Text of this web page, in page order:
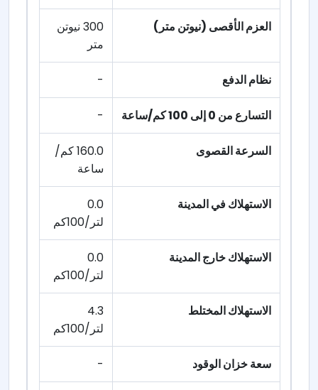
العزم الأقصى (نيوتن متر)
300 نيوتن
متر
نظام الدفع -
التسارع من 0 إلى 100 كم/ساعة -
السرعة القصوى
160.0 كم/
ساعة
الاستهلاك في المدينة
0.0
لتر/100كم
الاستهلاك خارج المدينة
0.0
لتر/100كم
الاستهلاك المختلط
4.3
لتر/100كم
سعة خزان الوقود -